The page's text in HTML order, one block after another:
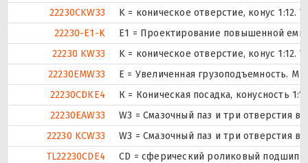
22230CKW33
K = коническое отверстие, конус
22230-E1-K
E1 = Проектирование повышенной
22230 KW33
K = коническое отверстие, конус
22230EMW33
E = Увеличенная грузоподъемность.
22230CDKE4
К = Коническая посадка, конусность
22230EAW33
W3 = Смазочный паз и три отверстия
22230 KCW33
W3 = Смазочный паз и три отверстия
TL22230CDE4
CD = сферический роликовый